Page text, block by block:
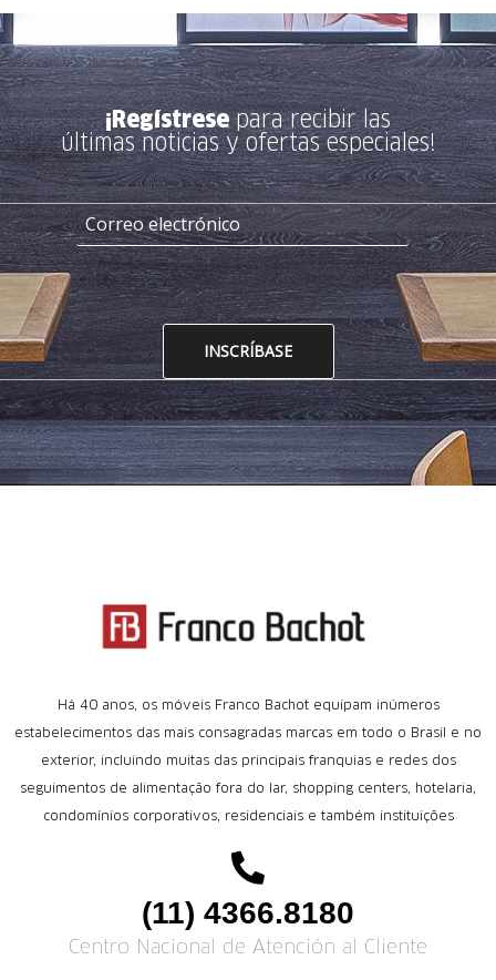
¡Regístresepara recibir las
últimas noticias y ofertas especiales!
INSCRÍBASE
Há 40 anos, os móveis Franco Bachot equipam inúmeros
estabelecimentos das mais consagradas marcas em todo o Brasil e no
exterior, incluindo muitas das principais franquias e redes dos
seguimentos de alimentação fora do lar, shopping centers, hotelaria,
condomínios corporativos, residenciais e também instituições
(11) 4366.8180
Centro Nacional de Atención al Cliente